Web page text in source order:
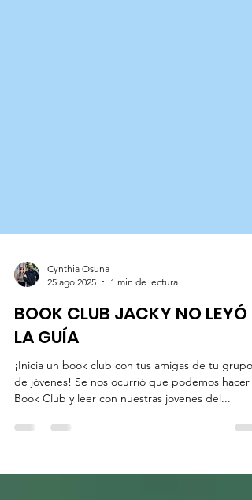
25 ago 2025
1 min de lectura
BOOK CLUB JACKY NO LEYÓ
LA GUÍA
¡Inicia un book club con tus amigas de tu grupo
Book Club y leer con nuestras jovenes del...